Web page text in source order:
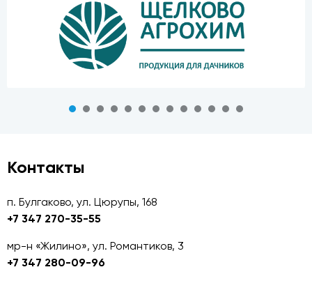
Контакты
п. Булгаково, ул. Цюрупы, 168
+7 347 270-35-55
мр-н «Жилино», ул. Романтиков, 3
+7 347 280-09-96